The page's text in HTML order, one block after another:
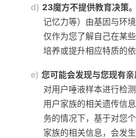
d) 23魔方不提供教育决策。
记忆力等）由基因与环
仅作为您了解自己在某
培养或提升相应特质的依
e) 您可能会发现与您现有亲
对用户唾液样本进行检
用户家族的相关遗传信
务的情况下，基于对您
家族的相关信息，会发